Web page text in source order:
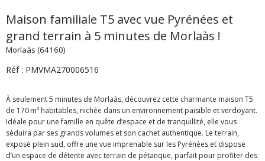
Maison familiale T5 avec vue Pyrénées et
grand terrain à 5 minutes de Morlaàs !
Morlaàs (64160)
Réf : PMVMA270006516
À seulement 5 minutes de Morlaàs, découvrez cette charmante maison T5
de 170 m² habitables, nichée dans un environnement paisible et verdoyant.
Idéale pour une famille en quête d’espace et de tranquillité, elle vous
séduira par ses grands volumes et son cachet authentique. Le terrain,
exposé plein sud, offre une vue imprenable sur les Pyrénées et dispose
d’un espace de détente avec terrain de pétanque, parfait pour profiter des